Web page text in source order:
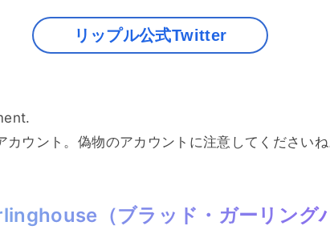
リップル公式Twitter
ウント。偽物のアカウントに注意してくださいね
（ブラッド・ガーリング